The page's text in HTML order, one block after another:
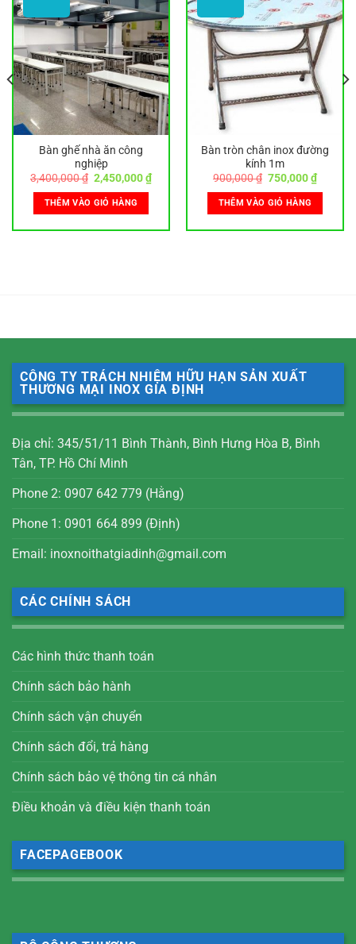
Bàn ghế nhà ăn công
nghiệp
3,400,000₫ Giá
gốc
là:
3,400,000 ₫.
2,450,000₫Giá
hiện
2,450,000 ₫.
THÊM VÀO GIỎ HÀNG
Bàn tròn chân inox đường
kính 1m
900,000₫ Giá
là:
900,000 ₫.
750,000₫Giá
hiện
THÊM VÀO GIỎ HÀNG
₫.
CÔNG TY TRÁCH NHIỆM HỮU HẠN SẢN XUẤT
THƯƠNG MẠI INOX GIA ĐỊNH
Địa chỉ: 345/51/11 Bình Thành, Bình Hưng Hòa B, Bình
Tân, TP. Hồ Chí Minh
Phone 2: 0907 642 779 (Hằng)
Phone 1: 0901 664 899 (Định)
Email: inoxnoithatgiadinh@gmail.com
CÁC CHÍNH SÁCH
Các hình thức thanh toán
Chính sách bảo hành
Chính sách vận chuyển
Chính sách đổi, trả hàng
Chính sách bảo vệ thông tin cá nhân
Điều khoản và điều kiện thanh toán
FACEPAGEBOOK